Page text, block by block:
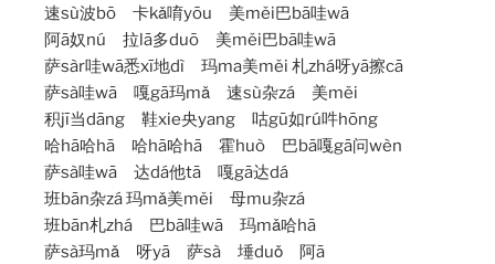
速sù波bō 卡kǎ唷yōu 美měi巴bā哇wā
阿ā奴nú 拉lā多duō 美měi巴bā哇wā
萨sàr哇wā悉xī地dì 玛ma美měi 札zhá呀yā擦cā
萨sà哇wā 嘎gā玛mǎ 速sù杂zá 美měi
积jī当dāng 鞋xie央yang 咕gū如rú吽hōng
哈hā哈hā 哈hā哈hā 霍huò 巴bā嘎gā问wèn
萨sà哇wā 达dá他tā 嘎gā达dá
班bān杂zá 玛mǎ美měi 母mu杂zá
班bān札zhá 巴bā哇wā 玛mǎ哈hā
萨sà玛mǎ 呀yā 萨sà 埵duǒ 阿ā